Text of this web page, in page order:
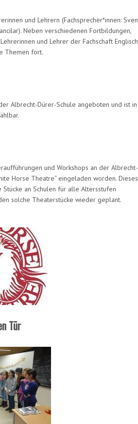
und Lehrern (Fachsprecher*innen: Sven
Neben verschiedenen Fortbildungen,
und Lehrer der Fachschaft Englisch
Themen fort.
Albrecht-Dürer-Schule angeboten und ist in
und Workshops an der Albrecht-
Horse Theatre“ eingeladen worden. Dieses
an Schulen für alle Altersstufen
solche Theaterstücke wieder geplant.
Tür